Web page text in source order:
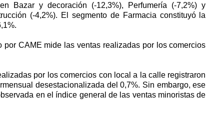
Bazar y decoración (-12,3%), Perfumería (-7,2%) y
(-4,2%). El segmento de Farmacia constituyó la
CAME mide las ventas realizadas por los comercios
por los comercios con local a la calle registraron
desestacionalizada del 0,7%. Sin embargo, ese
en el índice general de las ventas minoristas de